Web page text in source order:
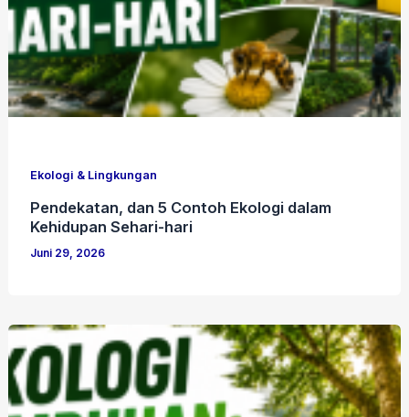
Ekologi & Lingkungan
Pendekatan, dan 5 Contoh Ekologi dalam
Kehidupan Sehari-hari
Juni 29, 2026